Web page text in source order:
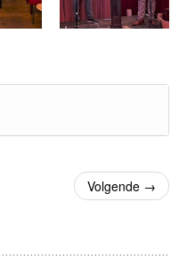
Volgende →